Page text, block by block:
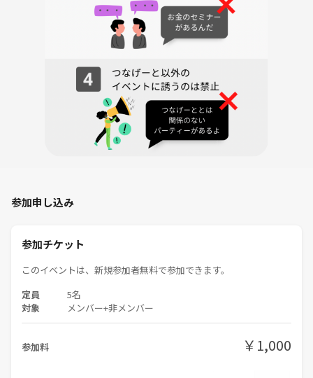
参加申し込み
参加チケット
このイベントは、新規参加者無料で参加できます。
定員 5名
対象 メンバー+非メンバー
参加料 ￥1,000